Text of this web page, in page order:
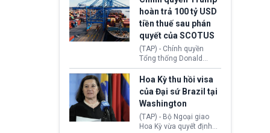
phát ở Hoa Kỳ không tiếp
tục giảm trong thời gian
tới.
hoàn trả 100 tỷ USD
tiền thuế sau phán
quyết của SCOTUS
(TAP) - Chính quyền
Tổng thống Donald
Trump đã hoàn trả
khoảng 100 tỷ USD thuế
quan từng thu theo Đạo
luật Quyền hạn Kinh tế
Khẩn cấp Quốc tế
(IEEPA). Động thái này
diễn ra sau phán quyết
Hoa Kỳ thu hồi visa
của Đại sứ Brazil tại
Washington
(TAP) - Bộ Ngoại giao
Hoa Kỳ vừa quyết định